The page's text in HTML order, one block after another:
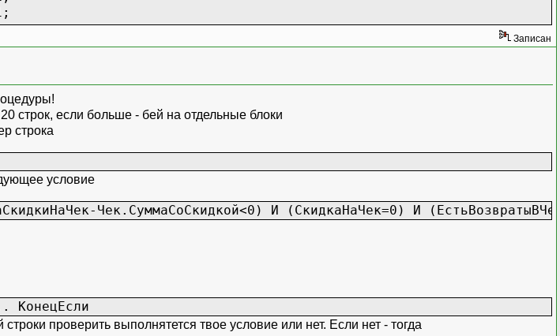
Тогда
Тогда
Записан
строк, если больше - бей на отдельные блоки
строка
условие
Чек.СуммаСоСкидкой<0) И (СкидкаНаЧек=0) И
КонецЕсли
проверить выполнятется твое условие или нет. Если нет - тогда